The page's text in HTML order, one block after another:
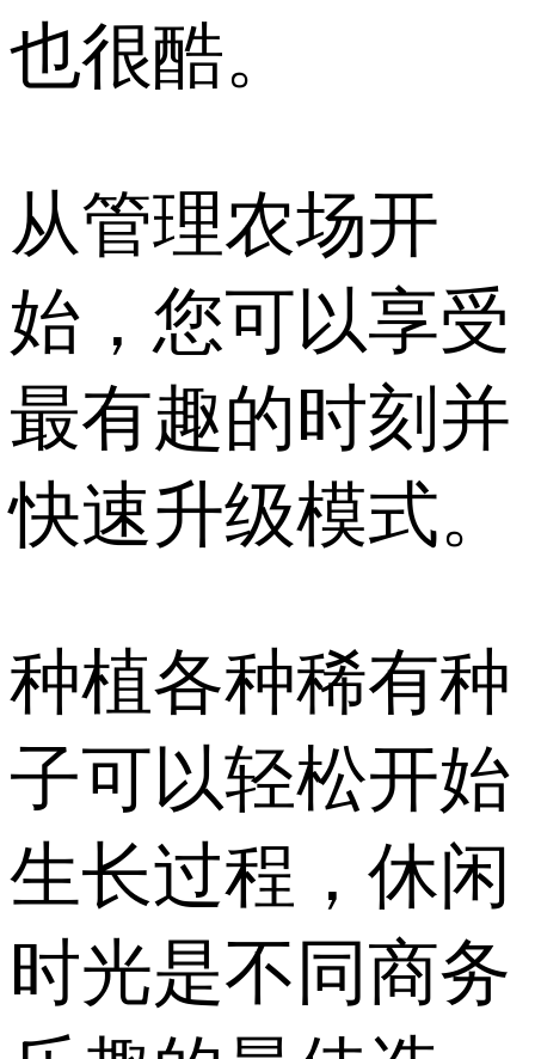
也很酷。
从管理农场开
始，您可以享受
最有趣的时刻并
快速升级模式。
种植各种稀有种
子可以轻松开始
生长过程，休闲
时光是不同商务